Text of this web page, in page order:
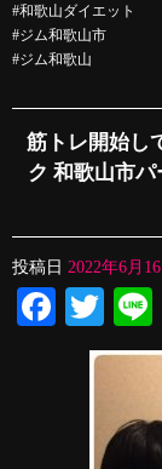
#和歌山ダイエット
#ジム和歌山市
#ジム和歌山
筋トレ開始し
ク 和歌山市
投稿日 2022年6月